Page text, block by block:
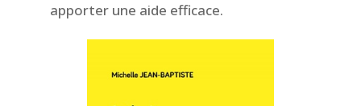
apporter une aide efficace.